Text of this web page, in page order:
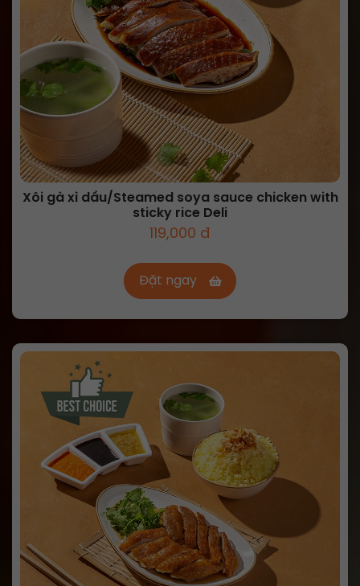
Xôi gà xì dầu/Steamed soya sauce chicken with
sticky rice Deli
119,000 đ
Đặt ngay